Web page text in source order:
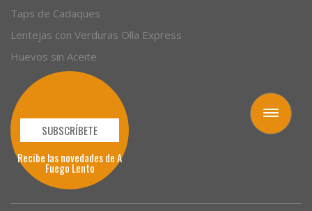
Toggle
navigation
Taps de Cadaques
Lentejas con Verduras Olla Express
Huevos sin Aceite
SUBSCRÍBETE
Recibe las novedades de A
Fuego Lento